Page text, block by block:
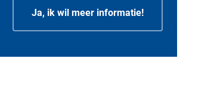
Ja, ik wil meer informatie!